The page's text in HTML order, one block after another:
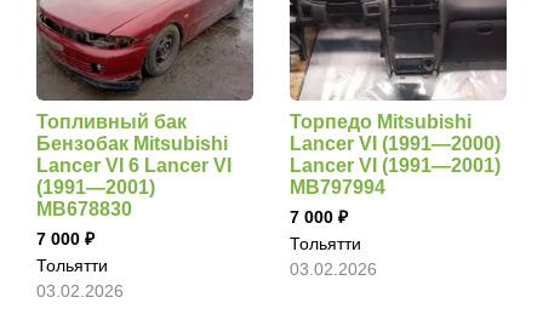
Топливный бак
Бензобак Mitsubishi
Lancer VI 6 Lancer VI
(1991—2001)
MB678830
7 000
Тольятти
03.02.2026
Торпедо Mitsubishi
Lancer VI (1991—2000)
Lancer VI (1991—2001)
MB797994
7 000
Тольятти
03.02.2026